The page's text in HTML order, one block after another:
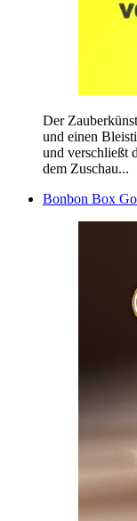
Der
und einen
und verschließt
dem Zuschau...
Bonbon Box